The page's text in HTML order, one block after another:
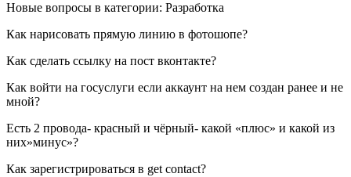
Новые вопросы в категории: Разработка
Как нарисовать прямую линию в фотошопе?
Как сделать ссылку на пост вконтакте?
Как войти на госуслуги если аккаунт на нем создан ранее и не
мной?
Есть 2 провода- красный и чёрный- какой «плюс» и какой из
них»минус»?
Как зарегистрироваться в get contact?